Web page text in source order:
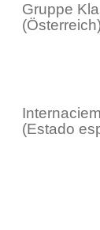
Gruppe
(Österreich)
(Estado